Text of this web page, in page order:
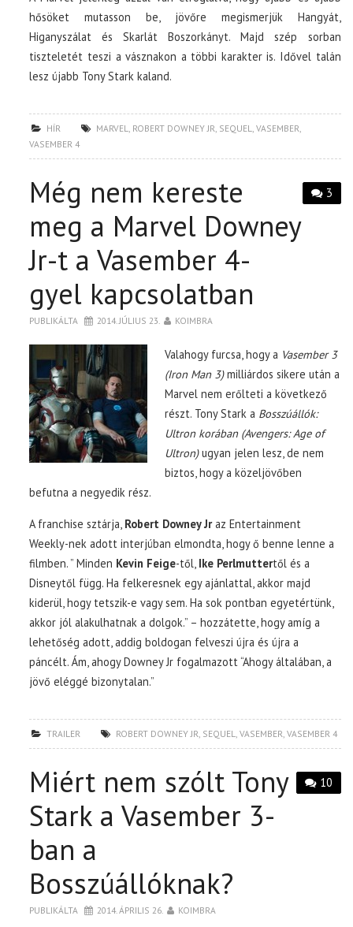
hősöket mutasson be, jövőre megismerjük Hangyát,
Higanyszálat és Skarlát Boszorkányt. Majd szép sorban
tiszteletét teszi a vásznakon a többi karakter is. Idővel talán
lesz újabb Tony Stark kaland.
HÍR MARVEL ROBERT DOWNEY JR SEQUEL ,VASEMBER
VASEMBER 4
3
Még nem kereste
meg a Marvel Downey
Jr-t a Vasember 4-
gyel kapcsolatban
PUBLIKÁLTA 2014. JÚLIUS 23. KOIMBRA
Valahogy furcsa, hogy a Vasember 3
(Iron Man 3)milliárdos sikere után a
Marvel nem erőlteti a következő
részt. Tony Stark a Bosszúállók:
Ultron korában (Avengers: Age of
Ultron)ugyan jelen lesz, de nem
biztos, hogy a közeljövőben
befutna a negyedik rész.
A franchise sztárja, Robert Downey Jraz Entertainment
Weekly-nek adott interjúban elmondta, hogy ő benne lenne a
filmben. ” Minden Kevin Feige-től, Ike Perlmuttertől és a
Disneytől függ. Ha felkeresnek egy ajánlattal, akkor majd
kiderül, hogy tetszik-e vagy sem. Ha sok pontban egyetértünk,
akkor jól alakulhatnak a dolgok.” – hozzátette, hogy amíg a
lehetőség adott, addig boldogan felveszi újra és újra a
páncélt. Ám, ahogy Downey Jr fogalmazott “Ahogy általában, a
jövő eléggé bizonytalan.”
TRAILER ROBERT DOWNEY JR SEQUEL ,VASEMBER ,VASEMBER 4
10
Miért nem szólt Tony
Stark a Vasember 3-
ban a
Bosszúállóknak?
PUBLIKÁLTA 2014. ÁPRILIS 26. KOIMBRA